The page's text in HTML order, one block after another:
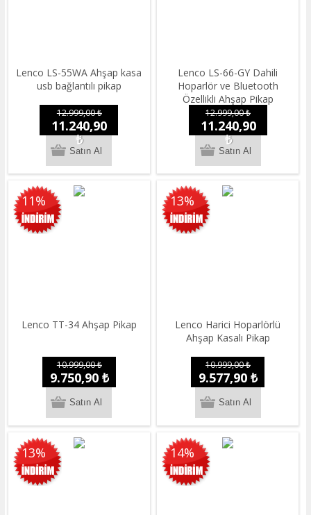
Lenco LS-55WA Ahşap kasa
usb bağlantılı pikap
12.999,00 ₺
11.240,90
₺
Lenco LS-66-GY Dahili
Hoparlör ve Bluetooth
Özellikli Ahşap Pikap
12.999,00 ₺
11.240,90
₺
11%
Lenco TT-34 Ahşap Pikap
10.999,00 ₺
9.750,90 ₺
13%
Lenco Harici Hoparlörlü
Ahşap Kasalı Pikap
10.999,00 ₺
9.577,90 ₺
13% 14%